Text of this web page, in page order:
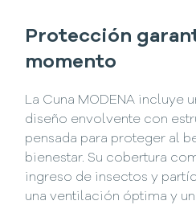
Protección
momento
La Cuna MODENA incluye
diseño envolvente con
pensada para proteger al
bienestar. Su cobertura
ingreso de insectos y
una ventilación óptima y